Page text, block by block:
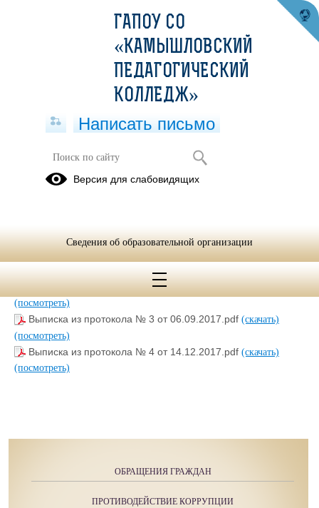
2017
Выписка из протокола № 2 от 08.06.2017.pdf
(посмотреть)
Выписка из протокола № 3 от 06.09.2017.pdf (скачать)
(посмотреть)
Выписка из протокола № 4 от 14.12.2017.pdf (скачать)
(посмотреть)
ОБРАЩЕНИЯ ГРАЖДАН
ПРОТИВОДЕЙСТВИЕ КОРРУПЦИИ
ГАПОУ СО
«КАМЫШЛОВСКИЙ
ПЕДАГОГИЧЕСКИЙ
КОЛЛЕДЖ»
Написать письмо
Версия для слабовидящих
Сведения об образовательной организации